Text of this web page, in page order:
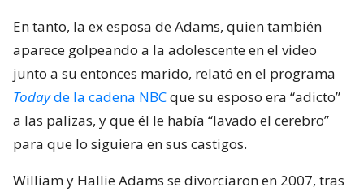
En tanto, la ex esposa de Adams, quien también
aparece golpeando a la adolescente en el video
junto a su entonces marido, relató en el programa
Todayde la cadena NBCque su esposo era “adicto”
a las palizas, y que él le había “lavado el cerebro”
para que lo siguiera en sus castigos.
William y Hallie Adams se divorciaron en 2007, tras